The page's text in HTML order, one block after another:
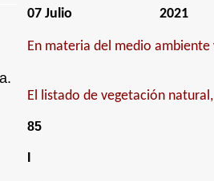
07 Julio 2021
En materia del medio
El listado de vegetación
85